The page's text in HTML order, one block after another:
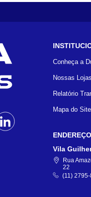
Conheça a
Nossas Lojas
Relatório
Mapa do Site
ENDEREÇO
Vila
Rua
22
(11)